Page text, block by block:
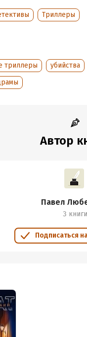
января 2018
11 апреля 2018
Триллеры
триллеры убийства
Автор
Павел
3 книги
Подписаться